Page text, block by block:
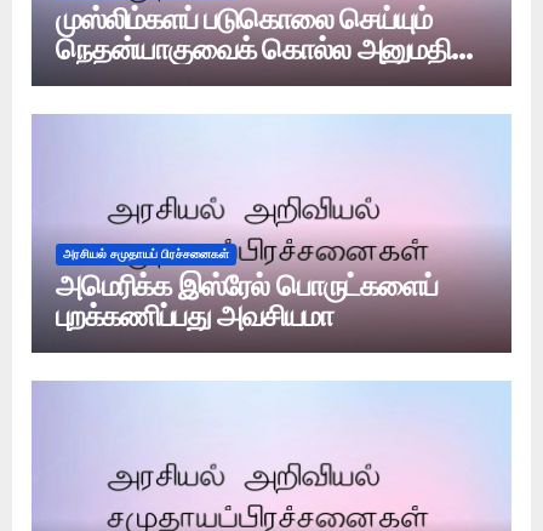
முஸ்லிம்களப் படுகொலை செய்யும்
நெதன்யாகுவைக் கொல்ல அனுமதி
உண்டா?
அரசியல் சமுதாயப் பிரச்சனைகள்
அமெரிக்க இஸ்ரேல் பொருட்களைப்
புறக்கணிப்பது அவசியமா